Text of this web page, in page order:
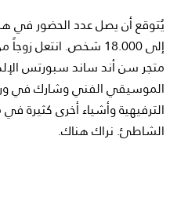
يُتوقع أن يصل عدد الحضور في
إلى 18.000 شخص. انتعل زوجاً من
متجر سن أند ساند سبورتس
الموسيقي الفني وشارك في
الترفيهية وأشياء أخرى كثيرة
الشاطئ. نراك هناك.